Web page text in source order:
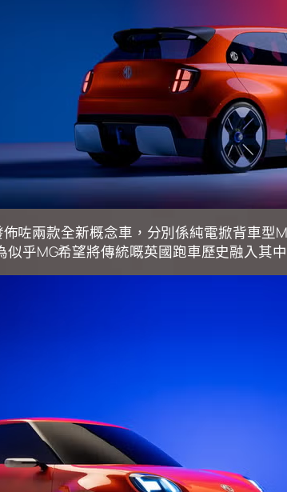
咗兩款全新概念車，分別係純電掀背車
乎MG希望將傳統嘅英國跑車歷史融入其